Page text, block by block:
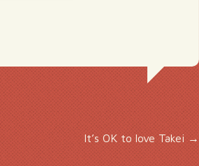
It’s OK to love Takei→